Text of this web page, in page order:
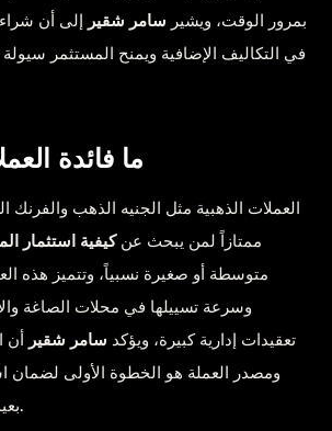
بمرور الوقت، ويشير سامر شقير إلى أن شراء
في التكاليف الإضافية ويمنح المستثمر
ما فائدة
العملات الذهبية مثل الجنيه الذهب والفرنك
ممتازاً لمن يبحث عنكيفية استثمار
متوسطة أو صغيرة نسبياً، وتتميز هذه
وسرعة تسييلها في محلات الصاغة
تعقيدات إدارية كبيرة، ويؤكد سامر شقير أن
ومصدر العملة هو الخطوة الأولى لضمان
بعيداً عن الغش التجاري.